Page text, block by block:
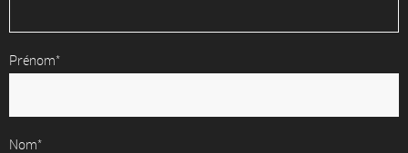
Prénom*
Nom*